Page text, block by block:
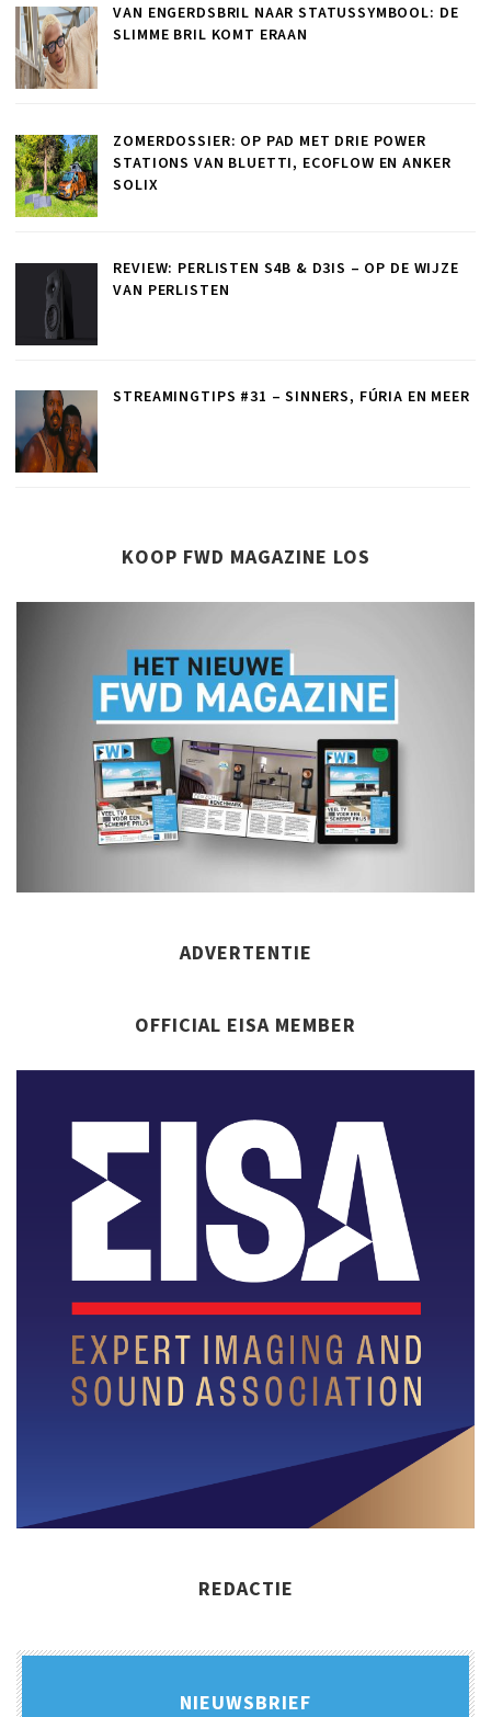
VAN ENGERDSBRIL NAAR STATUSSYMBOOL: DE
SLIMME BRIL KOMT ERAAN
ZOMERDOSSIER: OP PAD MET DRIE POWER
STATIONS VAN BLUETTI, ECOFLOW EN ANKER
SOLIX
REVIEW: PERLISTEN S4B & D3IS – OP DE WIJZE
VAN PERLISTEN
STREAMINGTIPS #31 – SINNERS, FÚRIA EN MEER
KOOP FWD MAGAZINE LOS
ADVERTENTIE
OFFICIAL EISA MEMBER
REDACTIE
NIEUWSBRIEF